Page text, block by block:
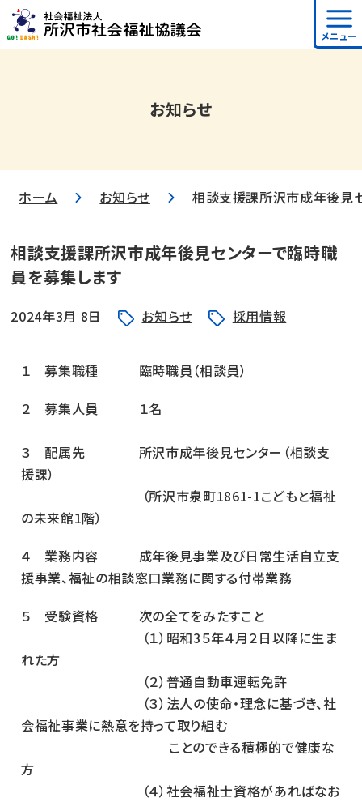
メニュー
お知らせ
ホーム お知らせ 相談支援課所沢市成年後見
相談支援課所沢市成年後見センターで臨時職
員を募集します
2024年3月 8日 お知らせ 採用情報
１ 募集職種 臨時職員（相談員）
２ 募集人員 １名
３ 配属先 所沢市成年後見センター（相談支
援課）
（所沢市泉町1861-1こどもと福祉
の未来館1階）
４ 業務内容 成年後見事業及び日常生活自立支
援事業、福祉の相談窓口業務に関する付帯業務
５ 受験資格 次の全てをみたすこと
（１）昭和3５年４月２日以降に生ま
れた方
（２）普通自動車運転免許
（３）法人の使命・理念に基づき、社
会福祉事業に熱意を持って取り組む
ことのできる積極的で健康な
方
（４）社会福祉士資格があればなお